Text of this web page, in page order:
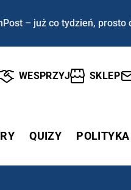
– już co tydzień, prosto
WESPRZYJ SKLEP
QUIZY POLITYKA